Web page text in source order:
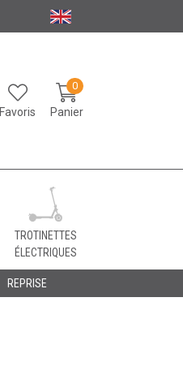
Favoris Panier
0
TROTINETTES
ÉLECTRIQUES
REPRISE